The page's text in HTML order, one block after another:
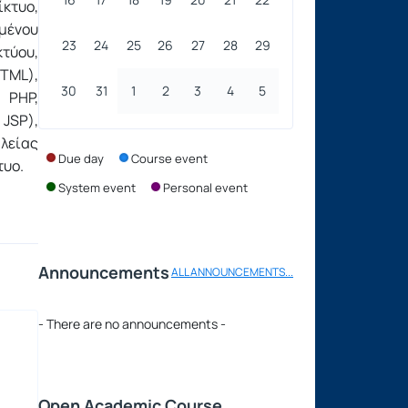
23 24 25 26 27 28 29
30 31 1 2 3 4 5
Due day
Course event
System event
Personal event
AnnouncementsALL ANNOUNCEMENTS...
- There are no announcements -